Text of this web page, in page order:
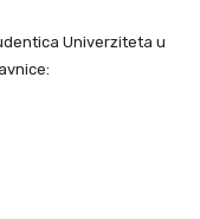
Univerziteta u